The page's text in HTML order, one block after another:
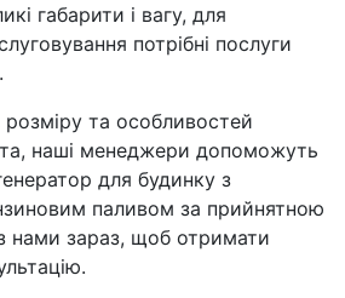
габарити і вагу, для
потрібні послуги
розміру та особливостей
наші менеджери допоможуть
для будинку з
паливом за прийнятною
нами зараз, щоб отримати